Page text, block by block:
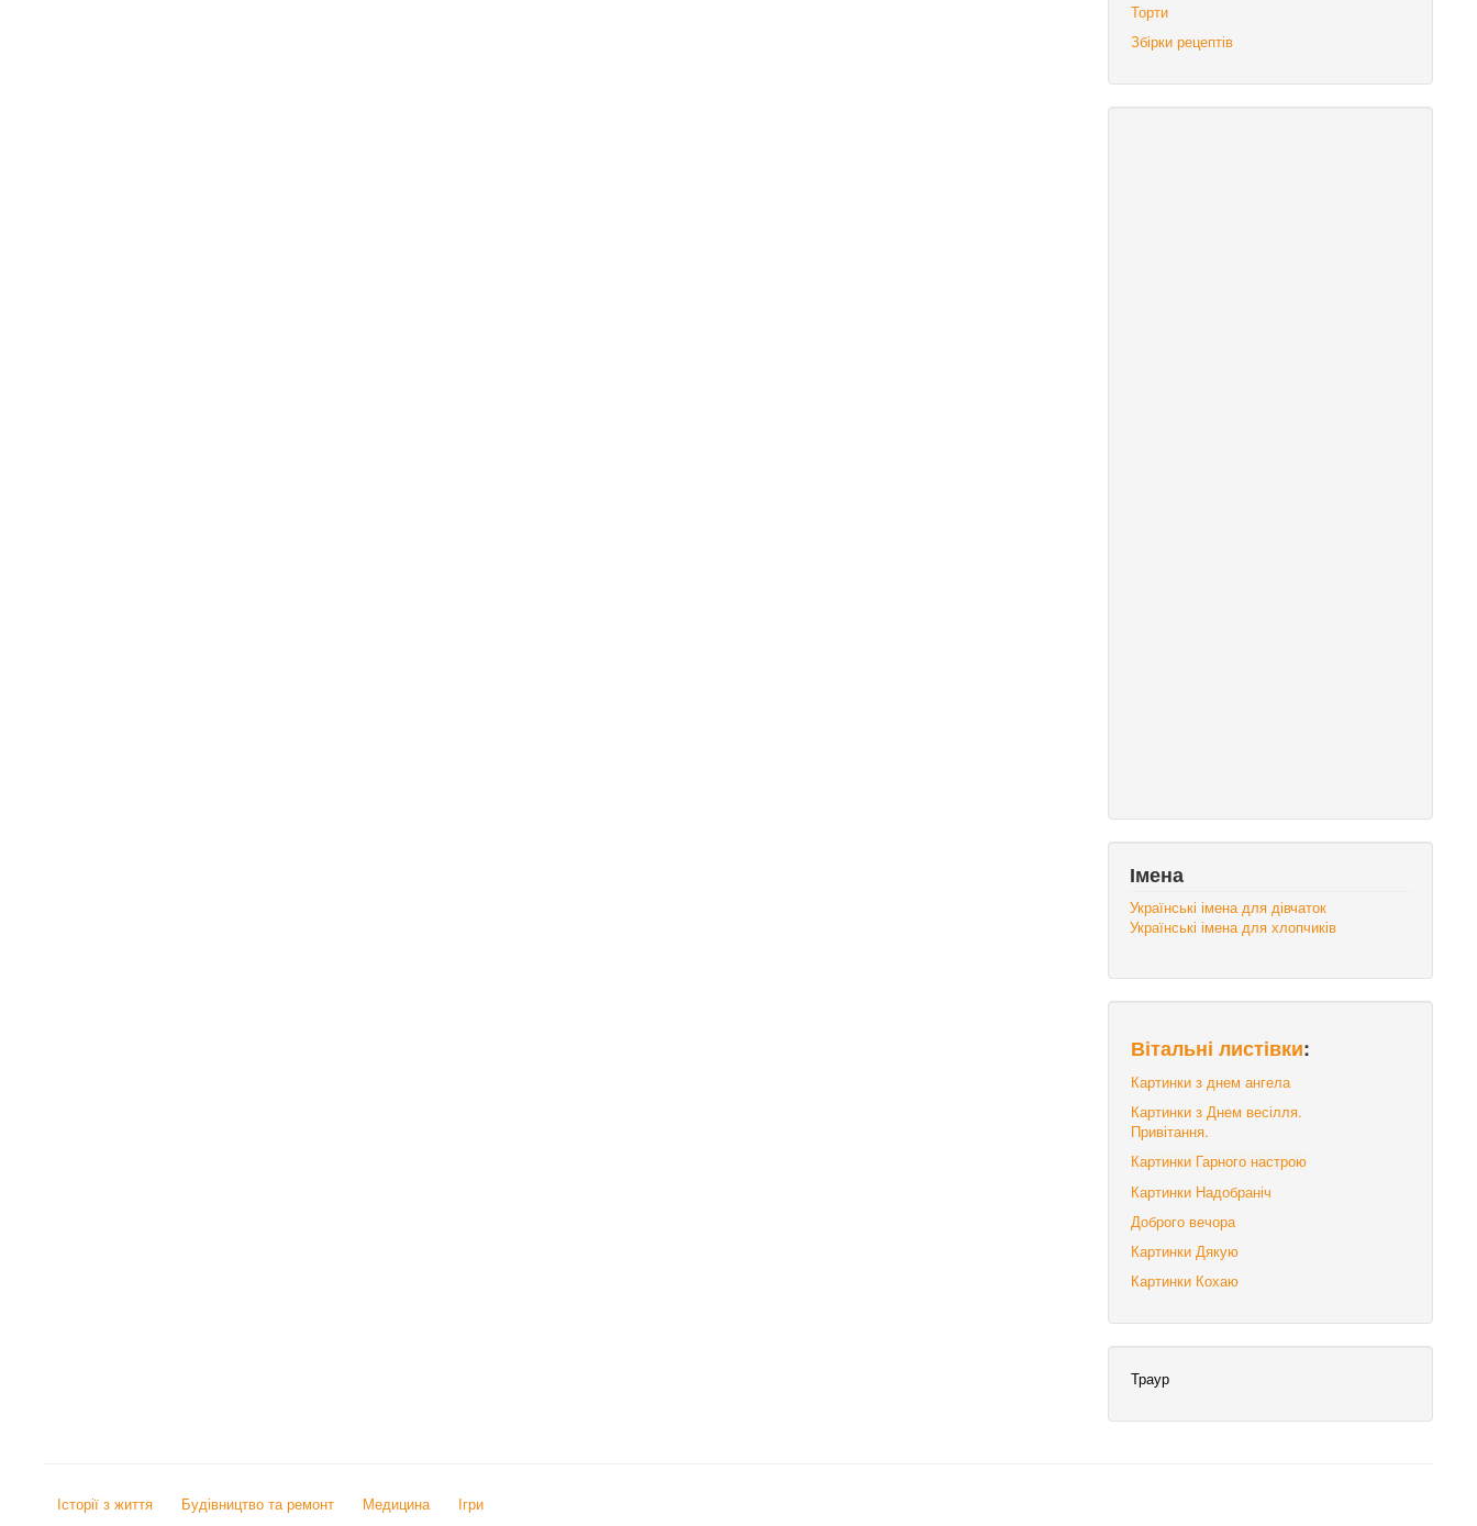
Торти
Збірки рецептів
Імена
Українські імена для дівчаток
Українські імена для хлопчиків
Вітальні листівки:
Картинки з днем ангела
Картинки з Днем весілля.
Привітання.
Картинки Гарного настрою
Картинки Надобраніч
Доброго вечора
Картинки Дякую
Картинки Кохаю
Траур
Історії з життя Будівництво та ремонт Медицина Ігри